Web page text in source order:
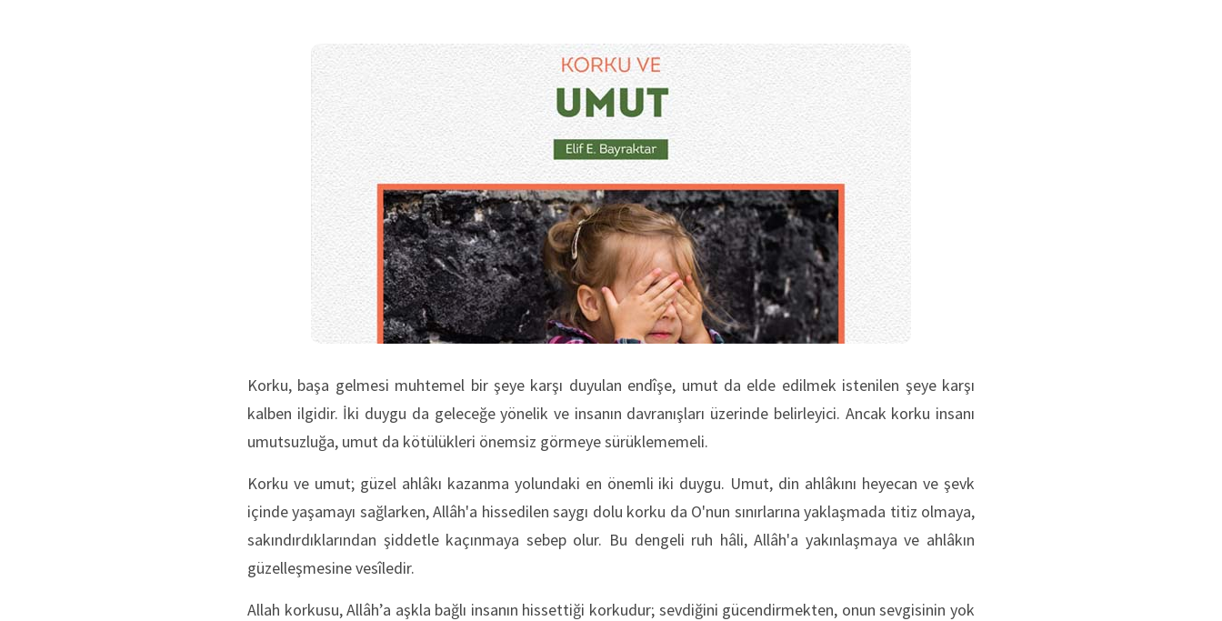
Korku, başa gelmesi muhtemel bir şeye karşı duyulan endîşe, umut da elde edilmek istenilen şeye karşı
kalben ilgidir. İki duygu da geleceğe yönelik ve insanın davranışları üzerinde belirleyici. Ancak korku insanı
umutsuzluğa, umut da kötülükleri önemsiz görmeye sürüklememeli.
Korku ve umut; güzel ahlâkı kazanma yolundaki en önemli iki duygu. Umut, din ahlâkını heyecan ve şevk
içinde yaşamayı sağlarken, Allâh'a hissedilen saygı dolu korku da O'nun sınırlarına yaklaşmada titiz olmaya,
sakındırdıklarından şiddetle kaçınmaya sebep olur. Bu dengeli ruh hâli, Allâh'a yakınlaşmaya ve ahlâkın
güzelleşmesine vesîledir.
Allah korkusu, Allâh’a aşkla bağlı insanın hissettiği korkudur; sevdiğini gücendirmekten, onun sevgisinin yok